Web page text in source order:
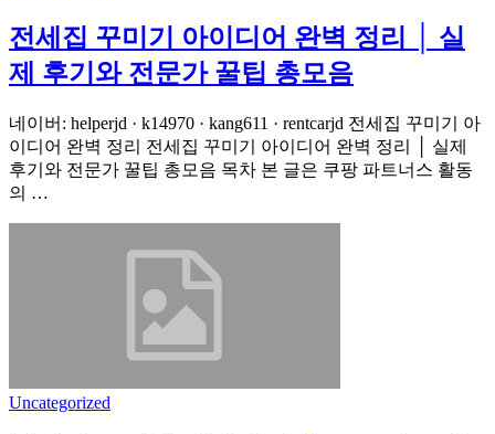
전세집 꾸미기 아이디어 완벽 정리 │ 실
제 후기와 전문가 꿀팁 총모음
네이버: helperjd · k14970 · kang611 · rentcarjd 전세집 꾸미기 아
이디어 완벽 정리 전세집 꾸미기 아이디어 완벽 정리 │ 실제
후기와 전문가 꿀팁 총모음 목차 본 글은 쿠팡 파트너스 활동
의 …
Uncategorized